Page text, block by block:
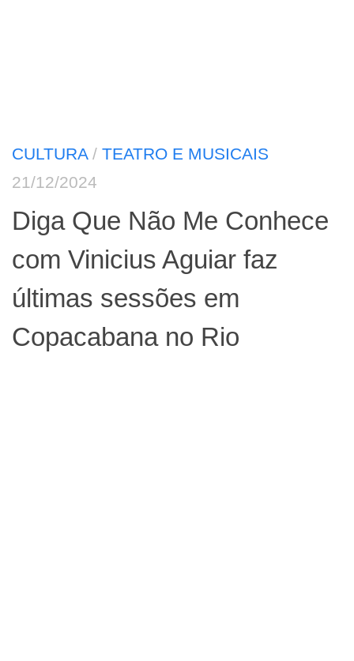
CULTURA/ TEATRO E MUSICAIS
21/12/2024
Diga Que Não Me Conhece
com Vinicius Aguiar faz
últimas sessões em
Copacabana no Rio